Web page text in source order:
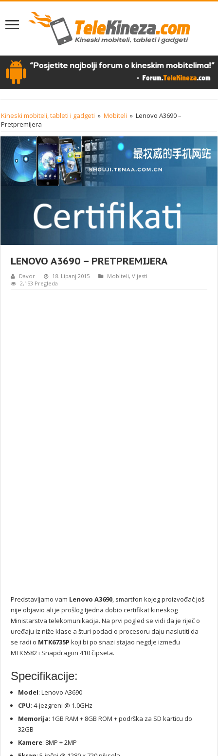
Kineski mobiteli, tableti i gadgeti » Mobiteli » Lenovo A3690 –
Pretpremijera
LENOVO A3690 – PRETPREMIJERA
Davor 18. Lipanj 2015 Mobiteli,Vijesti
2,153 Pregleda
Predstavljamo vam Lenovo A3690, smartfon kojeg proizvođač još
nije objavio ali je prošlog tjedna dobio certifikat kineskog
Ministarstva telekomunikacija. Na prvi pogled se vidi da je riječ o
uređaju iz niže klase a šturi podaci o procesoru daju naslutiti da
se radi o MTK6735P koji bi po snazi stajao negdje između
MTK6582 i Snapdragon 410 čipseta.
Specifikacije:
Model: Lenovo A3690
CPU: 4-jezgreni @ 1.0GHz
Memorija: 1GB RAM + 8GB ROM + podrška za SD karticu do
32GB
Kamere: 8MP + 2MP